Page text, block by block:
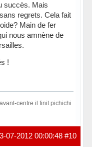
succès. Mais
regrets. Cela fait
Main de fer
nous amnène de
!
centre il finit pichichi
#10
07-2012 00:00:48